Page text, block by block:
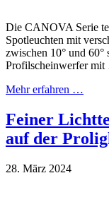
Die CANOVA Serie
Spotleuchten mit
zwischen 10° und
Profilscheinwerfer
Mehr erfahren …
Feiner
auf der
28. März 2024